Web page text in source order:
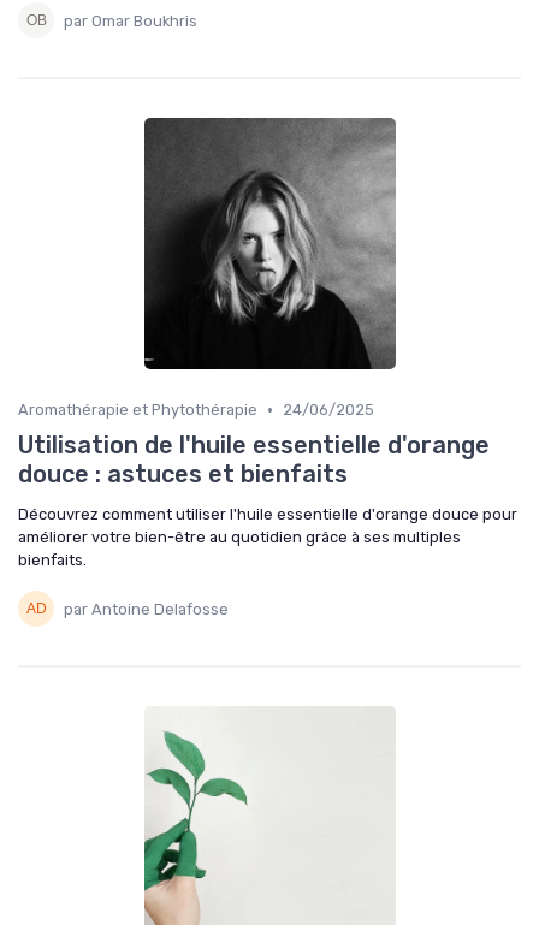
par Omar Boukhris
Aromathérapie et Phytothérapie • 24/06/2025
Utilisation de l'huile essentielle d'orange
douce : astuces et bienfaits
Découvrez comment utiliser l'huile essentielle d'orange douce pour
améliorer votre bien-être au quotidien grâce à ses multiples
bienfaits.
par Antoine Delafosse